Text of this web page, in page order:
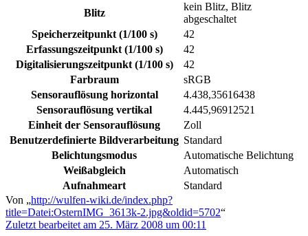
Blitz
kein Blitz, Blitz
abgeschaltet
Speicherzeitpunkt (1/100 s)
42
Erfassungszeitpunkt (1/100 s)
42
Digitalisierungszeitpunkt (1/100 s)
42
Farbraum
sRGB
Sensorauflösung horizontal
4.438,35616438
Sensorauflösung vertikal
4.445,96912521
Einheit der Sensorauflösung
Zoll
Benutzerdefinierte Bildverarbeitung Standard
Belichtungsmodus
Automatische Belichtung
Weißabgleich
Automatisch
Aufnahmeart
Standard
Von „http://wulfen-wiki.de/index.php?
title=Datei:OsternIMG_3613k-2.jpg&oldid=5702“
Zuletzt bearbeitet am 25. März 2008 um 00:11